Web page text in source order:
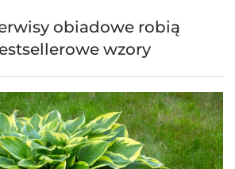
obiadowe robią
wzory